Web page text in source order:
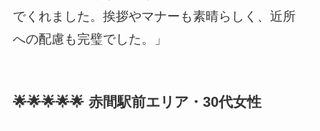
でくれました。挨拶やマナーも素晴らしく、近所
への配慮も完璧でした。」
🌟🌟🌟🌟🌟 赤間駅前エリア・30代女性